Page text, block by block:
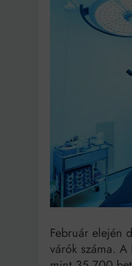
Február elején
várók száma.